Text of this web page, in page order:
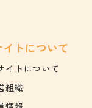
トについて
イトについて
組織